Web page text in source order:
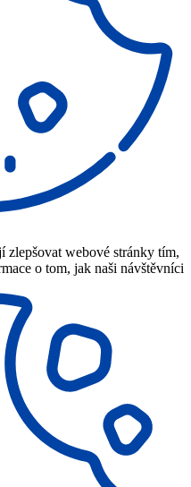
zlepšovat webové stránky tím,
o tom, jak naši návštěvníci